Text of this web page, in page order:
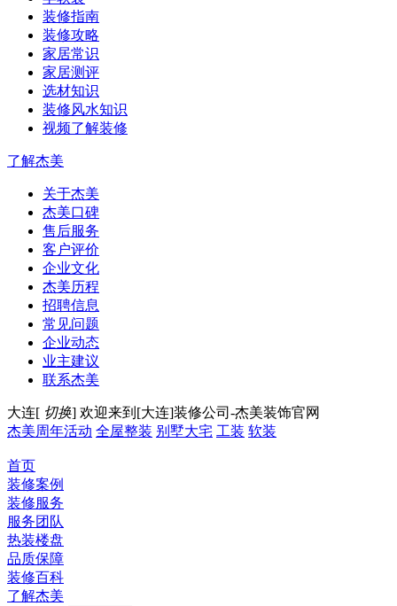
装修指南
装修攻略
家居常识
家居测评
选材知识
装修风水知识
视频了解装修
了解杰美
关于杰美
杰美口碑
售后服务
客户评价
企业文化
杰美历程
招聘信息
常见问题
企业动态
业主建议
联系杰美
大连[ 切换] 欢迎来到[大连]装修公司-杰美装饰官网
杰美周年活动 全屋整装 别墅大宅 工装 软装
首页
装修案例
装修服务
服务团队
热装楼盘
品质保障
装修百科
了解杰美